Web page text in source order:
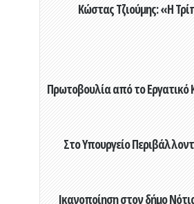
Κώστας Τζιούμης: «Η
Πρωτοβουλία από το Εργατικό
Στο Υπουργείο
Ικανοποίηση στον δήμο